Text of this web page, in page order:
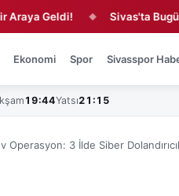
Geldi! ◆ Sivas'ta Bugün
Ekonomi Spor Sivasspor
19:44Yatsı21:15
Operasyon: 3 İlde Siber